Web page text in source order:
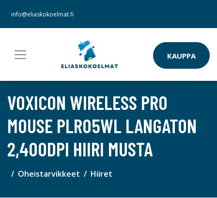
info@eliaskokoelmat.fi
KAUPPA
VOXICON WIRELESS PRO
MOUSE PLR05WL LANGATON
2,400DPI HIIRI MUSTA
Oheistarvikkeet Hiiret